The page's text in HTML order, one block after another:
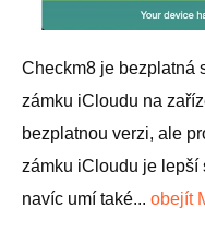
Checkm8 je bezplatná
zámku iCloudu na
bezplatnou verzi, ale
zámku iCloudu je lepší
navíc umí také... obejít